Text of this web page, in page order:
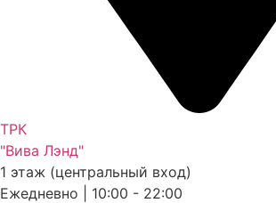
ТРК
"Вива Лэнд"
1 этаж (центральный вход)
Ежедневно | 10:00 - 22:00